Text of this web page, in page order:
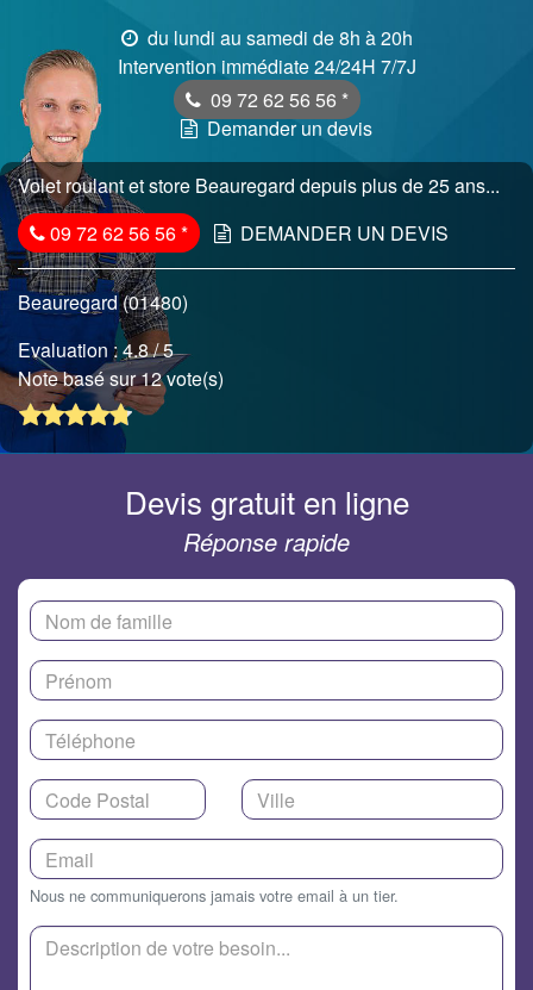
du lundi au samedi de 8h à 20h
Intervention immédiate 24/24H 7/7J
09 72 62 56 56 *
Demander un devis
Volet roulant et store Beauregard depuis plus de 25 ans...
09 72 62 56 56* DEMANDER UN DEVIS
Beauregard (01480)
Evaluation :4.8/ 5
Note basé sur 12 vote(s)
Devis gratuit en ligne
Réponse rapide
Nous ne communiquerons jamais votre email à un tier.